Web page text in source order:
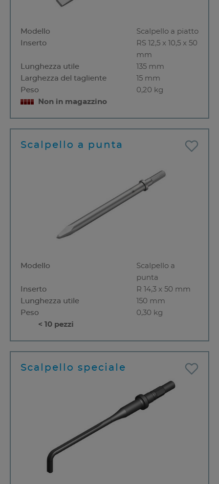
Modello
Scalpello a piatto
Inserto
RS 12,5 x 10,5 x 50
mm
Lunghezza utile
135 mm
Larghezza del tagliente
15 mm
Peso
0,20 kg
Non in magazzino
Scalpello a punta
Modello
Scalpello a
punta
Inserto
R 14,3 x 50 mm
Lunghezza utile
150 mm
Peso
0,30 kg
< 10 pezzi
Scalpello speciale